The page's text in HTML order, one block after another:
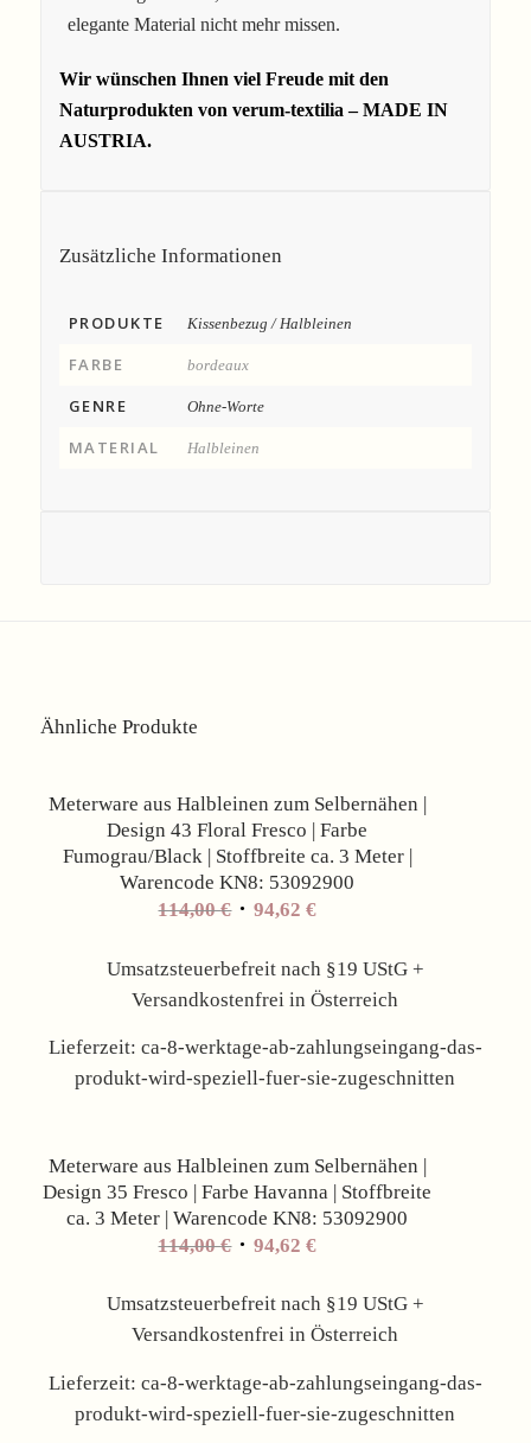
elegante Material nicht mehr missen.
Wir wünschen Ihnen viel Freude mit den
Naturprodukten von verum-textilia – MADE IN
AUSTRIA.
Zusätzliche Informationen
PRODUKTE Kissenbezug / Halbleinen
FARBE bordeaux
GENRE Ohne-Worte
MATERIAL Halbleinen
Ähnliche Produkte
Meterware aus Halbleinen zum Selbernähen |
Design 43 Floral Fresco | Farbe
Fumograu/Black | Stoffbreite ca. 3 Meter |
Warencode KN8: 53092900
114,00€ Ursprünglicher
war:
114,00 €
94,62€Aktueller
ist:
94,62 €.
Umsatzsteuerbefreit nach §19 UStG +
Versandkostenfrei in Österreich
Lieferzeit: ca-8-werktage-ab-zahlungseingang-das-
produkt-wird-speziell-fuer-sie-zugeschnitten
Meterware aus Halbleinen zum Selbernähen |
Design 35 Fresco | Farbe Havanna | Stoffbreite
ca. 3 Meter | Warencode KN8: 53092900
114,00€ Ursprünglicher
war:
114,00 €
94,62€Aktueller
ist:
94,62 €.
Umsatzsteuerbefreit nach §19 UStG +
Versandkostenfrei in Österreich
Lieferzeit: ca-8-werktage-ab-zahlungseingang-das-
produkt-wird-speziell-fuer-sie-zugeschnitten